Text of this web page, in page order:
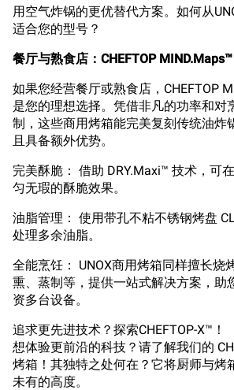
用空气炸锅的更优替代方案。如何从
适合您的型号？
餐厅与熟食店：CHEFTOP MIND.Maps™
如果您经营餐厅或熟食店，CHEFTOP
是您的理想选择。凭借非凡的功率和对
制，这些商用烤箱能完美复刻传统油炸
且具备额外优势。
完美酥脆： 借助 DRY.Maxi™ 技术，可
匀无瑕的酥脆效果。
油脂管理： 使用带孔不粘不锈钢烤盘
处理多余油脂。
全能烹饪： UNOX商用烤箱同样擅长烧
熏、蒸制等，提供一站式解决方案，助
资多台设备。
追求更先进技术？探索CHEFTOP-X™！
想体验更前沿的科技？请了解我们的
烤箱！其独特之处何在？它将厨师与烤
未有的高度。